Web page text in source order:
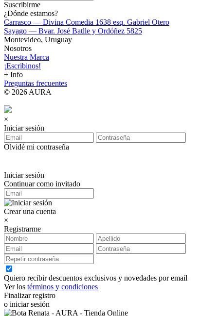
Suscribirme
¿Dónde estamos?
Carrasco — Divina Comedia 1638 esq. Gabriel Otero
Sayago — Bvar. José Batlle y Ordóñez 5825
Montevideo, Uruguay
Nosotros
Nuestra Marca
¡Escribinos!
+ Info
Preguntas frecuentes
© 2026 AURA
×
Iniciar sesión
Olvidé mi contraseña
Iniciar sesión
Continuar como invitado
Crear una cuenta
×
Registrarme
Quiero recibir descuentos exclusivos y novedades por email
Ver los términos y condiciones
Finalizar registro
o iniciar sesión